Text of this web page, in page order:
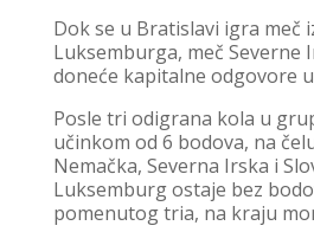
Dok se u Bratislavi igra meč
Luksemburga, meč Severne
doneće kapitalne odgovore
Posle tri odigrana kola u
učinkom od 6 bodova, na
Nemačka, Severna Irska i
Luksemburg ostaje bez
pomenutog tria, na kraju